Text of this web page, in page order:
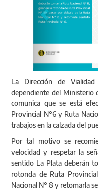
La Dirección de
dependiente del Ministerio
comunica que se está
Provincial N°6 y Ruta
trabajos en la calzada del
Por tal motivo se
velocidad y respetar la
sentido La Plata deberán
rotonda de Ruta
Nacional N° 8 y retomarla